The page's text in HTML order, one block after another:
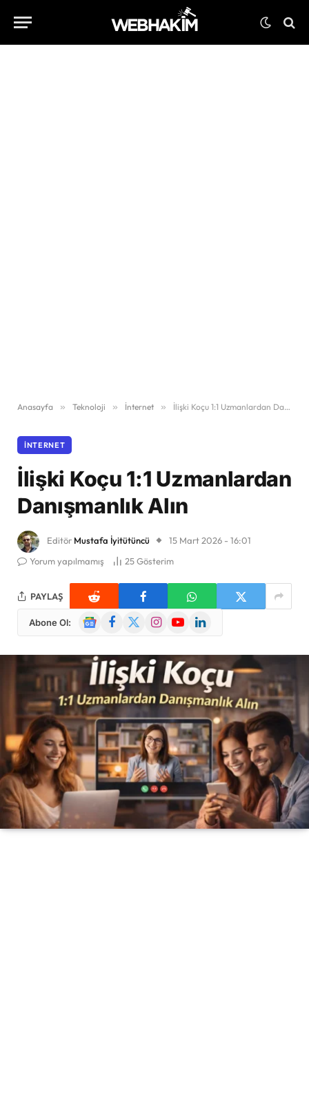
Anasayfa » Teknoloji » İnternet » İlişki Koçu 1:1 Uzmanlardan Danışmanlık Alın
İNTERNET
İlişki Koçu 1:1 Uzmanlardan
Danışmanlık Alın
Editör Mustafa İyitütüncü
15 Mart 2026 - 16:01
Yorum yapılmamış
25Gösterim
PAYLAŞ
Abone Ol:
GoogleFacebook
X
InstagramYouTubeLinkedIn